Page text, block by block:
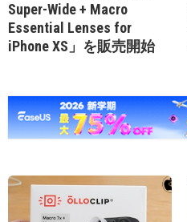
Super-Wide + Macro
Essential Lenses for
iPhone XS」を販売開始